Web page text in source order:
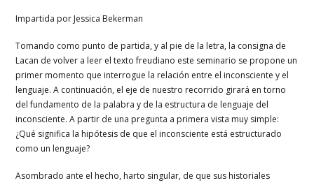
Impartida por Jessica Bekerman
Tomando como punto de partida, y al pie de la letra, la consigna de
Lacan de volver a leer el texto freudiano este seminario se propone un
primer momento que interrogue la relación entre el inconsciente y el
lenguaje. A continuación, el eje de nuestro recorrido girará en torno
del fundamento de la palabra y de la estructura de lenguaje del
inconsciente. A partir de una pregunta a primera vista muy simple:
¿Qué significa la hipótesis de que el inconsciente está estructurado
como un lenguaje?
Asombrado ante el hecho, harto singular, de que sus historiales